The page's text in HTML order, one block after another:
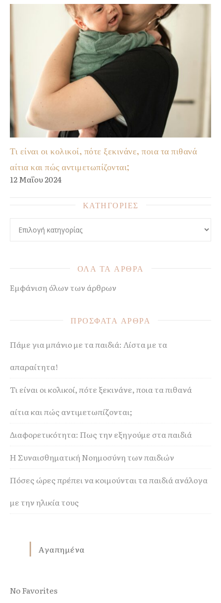
Τι είναι οι κολικοί, πότε ξεκινάνε, ποια τα πιθανά
αίτια και πώς αντιμετωπίζονται;
12 Μαΐου 2024
ΚΑΤΗΓΟΡΙΕΣ
ΟΛΑ ΤΑ ΑΡΘΡΑ
Εμφάνιση όλων των άρθρων
ΠΡΟΣΦΑΤΑ ΑΡΘΡΑ
Πάμε για μπάνιο με τα παιδιά: Λίστα με τα
απαραίτητα!
Τι είναι οι κολικοί, πότε ξεκινάνε, ποια τα πιθανά
αίτια και πώς αντιμετωπίζονται;
Διαφορετικότητα: Πως την εξηγούμε στα παιδιά
Η Συναισθηματική Νοημοσύνη των παιδιών
Πόσες ώρες πρέπει να κοιμούνται τα παιδιά ανάλογα
με την ηλικία τους
Αγαπημένα
No Favorites